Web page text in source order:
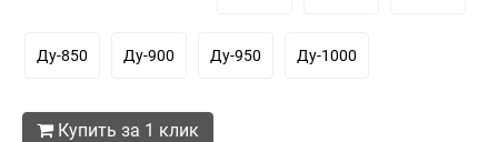
Ду-850 Ду-900 Ду-950 Ду-1000
Купить за 1 клик